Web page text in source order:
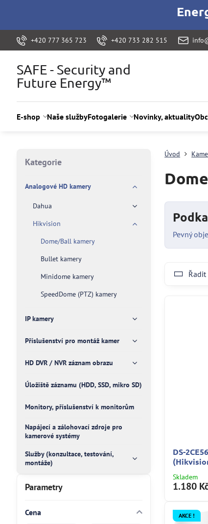
+420 777 365 723 +420 733 282 515
SAFE - Security and
Future Energy™
E-shop Naše službyFotogalerie Novinky, aktuality
Úvod
Pevný
DS-
Skladem
1.180 Kč
AKCE !
Parametry
Cena
Kategorie
Analogové HD kamery
Dahua
Hikvision
Dome/Ball kamery
Bullet kamery
Minidome kamery
SpeedDome (PTZ) kamery
IP kamery
Příslušenství pro montáž kamer
HD DVR / NVR záznam obrazu
Úložiště záznamu (HDD, SSD, mikro SD)
Monitory, příslušenství k monitorům
Napájecí a zálohovací zdroje pro
kamerové systémy
Služby (konzultace, testování,
montáže)